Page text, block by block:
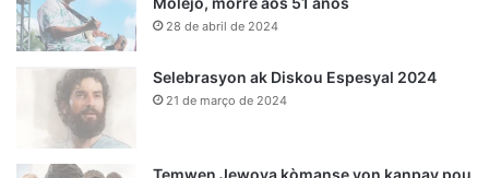
28 de abril de 2024
Selebrasyon ak Diskou Espesyal 2024
21 de março de 2024